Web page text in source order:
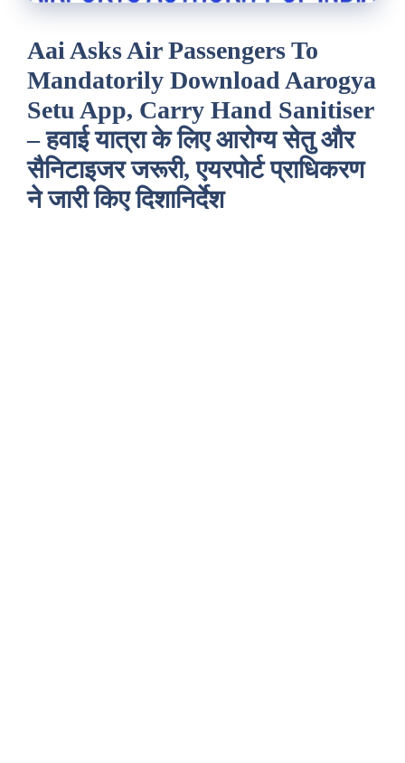
Aai Asks Air Passengers To
Mandatorily Download Aarogya
Setu App, Carry Hand Sanitiser
– हवाई यात्रा के लिए आरोग्य सेतु और
सैनिटाइजर जरूरी, एयरपोर्ट प्राधिकरण
ने जारी किए दिशानिर्देश